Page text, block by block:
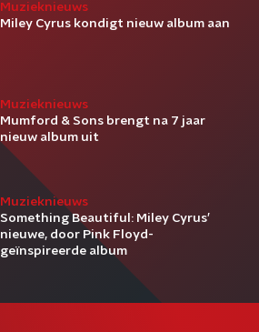
Muzieknieuws
Miley Cyrus kondigt nieuw album aan
Muzieknieuws
Mumford & Sons brengt na 7 jaar
nieuw album uit
Muzieknieuws
Something Beautiful: Miley Cyrus’
nieuwe, door Pink Floyd-
geïnspireerde album